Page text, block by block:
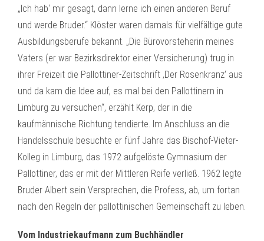
„Ich hab‘ mir gesagt, dann lerne ich einen anderen Beruf
und werde Bruder.“ Klöster waren damals für vielfältige gute
Ausbildungsberufe bekannt. „Die Bürovorsteherin meines
Vaters (er war Bezirksdirektor einer Versicherung) trug in
ihrer Freizeit die Pallottiner-Zeitschrift ‚Der Rosenkranz‘ aus
und da kam die Idee auf, es mal bei den Pallottinern in
Limburg zu versuchen“, erzählt Kerp, der in die
kaufmännische Richtung tendierte. Im Anschluss an die
Handelsschule besuchte er fünf Jahre das Bischof-Vieter-
Kolleg in Limburg, das 1972 aufgelöste Gymnasium der
Pallottiner, das er mit der Mittleren Reife verließ. 1962 legte
Bruder Albert sein Versprechen, die Profess, ab, um fortan
nach den Regeln der pallottinischen Gemeinschaft zu leben.
Vom Industriekaufmann zum Buchhändler